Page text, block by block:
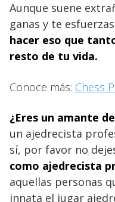
Aunque suene
ganas y te
hacer eso que
resto de tu vida.
Conoce más: Chess
¿Eres un amante
un ajedrecista
sí, por favor no
como ajedrecista
aquellas personas
innata el jugar